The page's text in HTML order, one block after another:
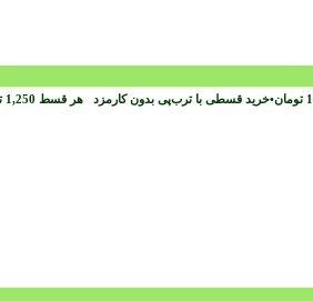
تومان•خرید قسطی با ترب‌پی بدون کارمزد هر قسط 1,250